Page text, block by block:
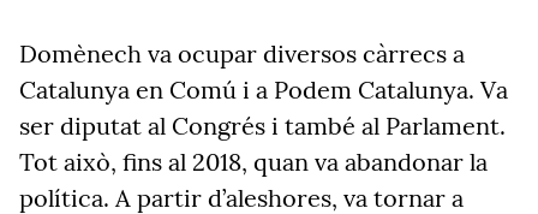
Domènech va ocupar diversos càrrecs a
Catalunya en Comú i a Podem Catalunya. Va
ser diputat al Congrés i també al Parlament.
Tot això, fins al 2018, quan va abandonar la
política. A partir d’aleshores, va tornar a